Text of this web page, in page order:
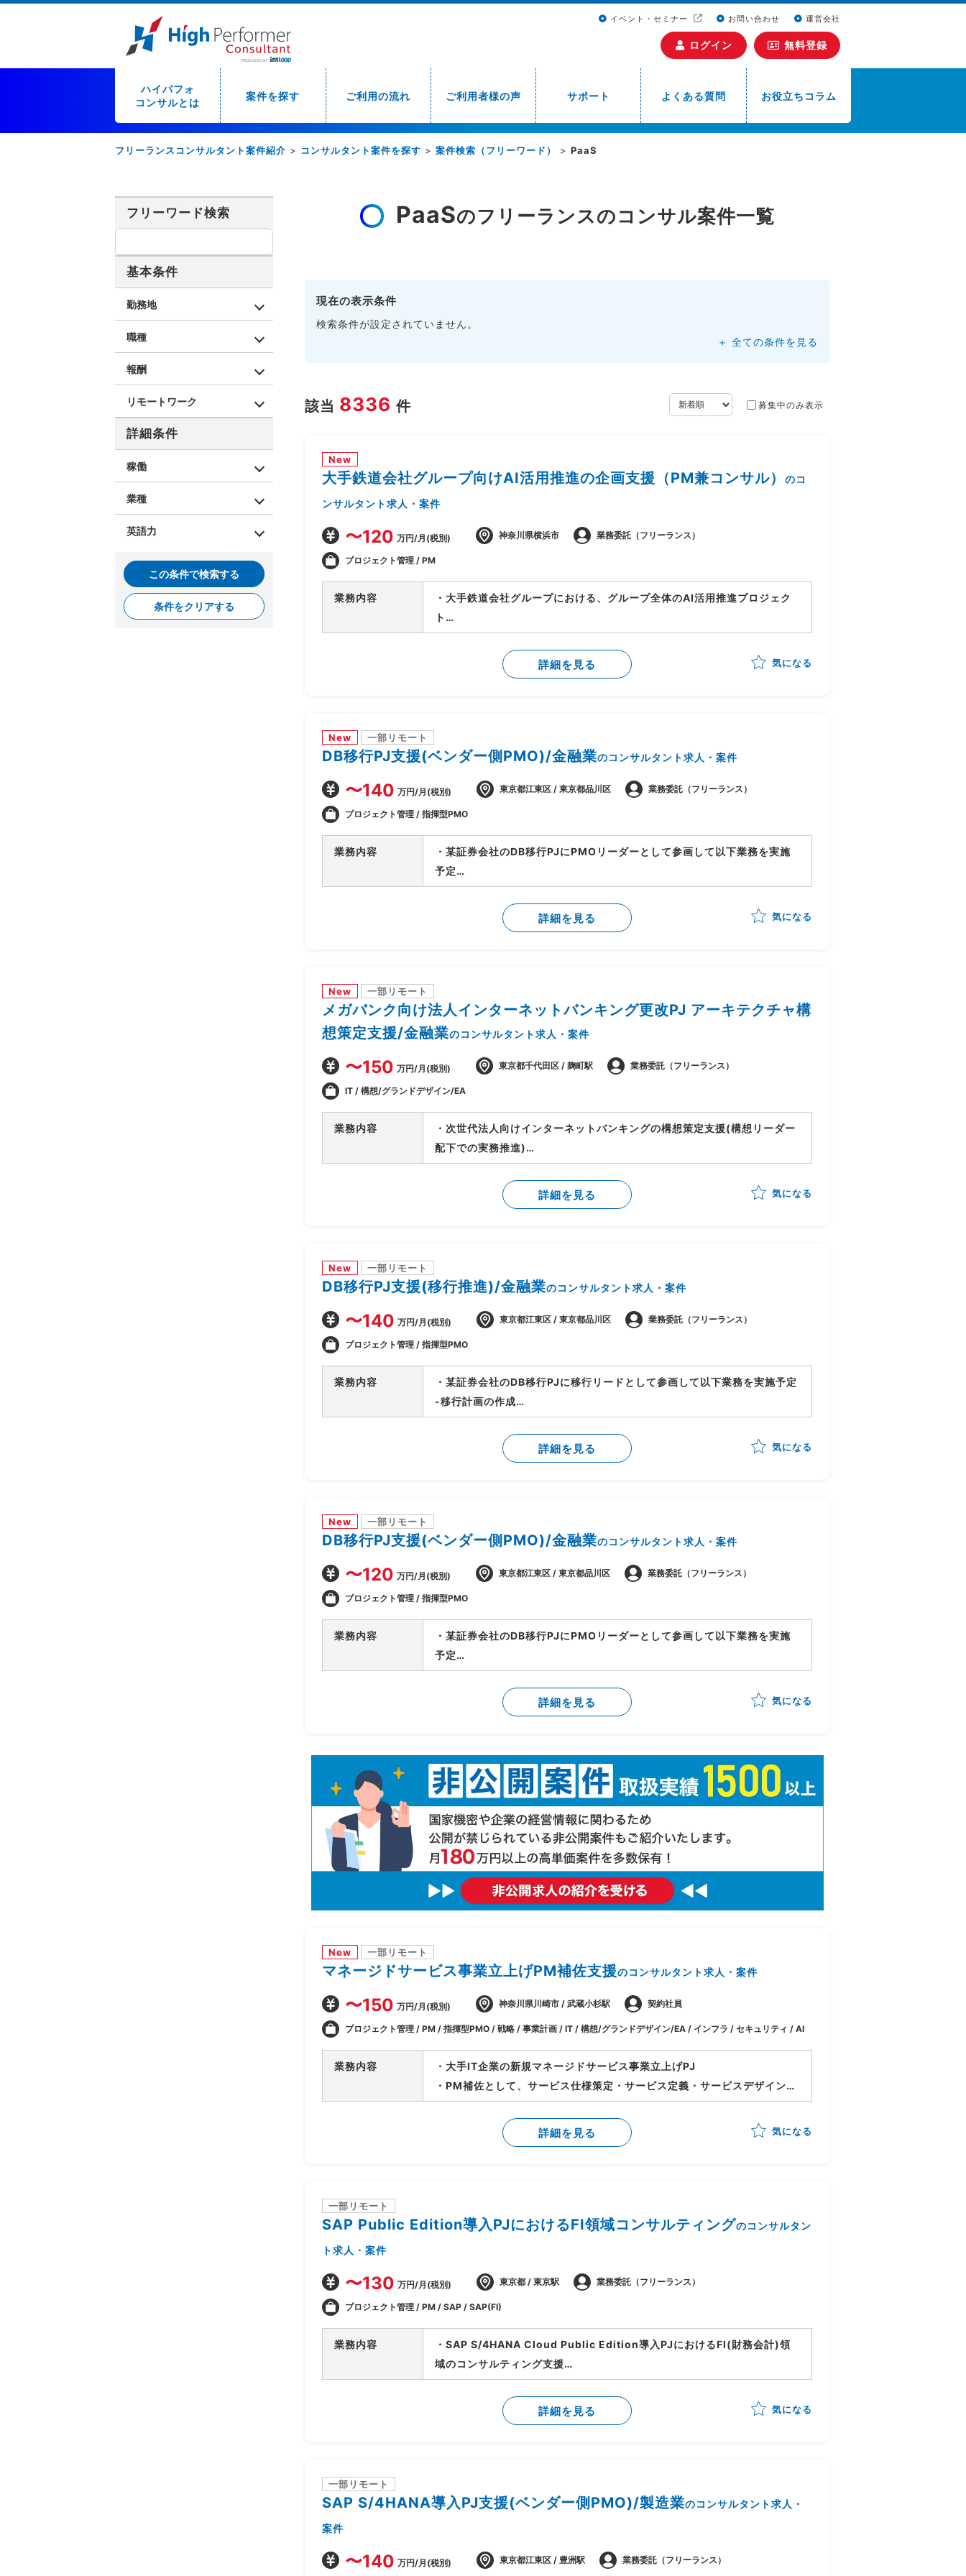
イベント・セミナー お問い合わせ 運営会社
ログイン 無料登録
ハイパフォ
コンサルとは
案件を探す ご利用の流れ ご利用者様の声 サポート よくある質問 お役立ちコラム
フリーランスコンサルタント案件紹介 > コンサルタント案件を探す > 案件検索（フリーワード） > PaaS
PaaSのフリーランスのコンサル案件一覧
現在の表示条件
検索条件が設定されていません。
＋ 全ての条件を見る
該当 8336 件 募集中のみ表示
New
大手鉄道会社グループ向けAI活用推進の企画支援（PM兼コンサル）
のコ
ンサルタント求人・案件
〜120 万円/月(税別) 神奈川県横浜市 業務委託（フリーランス）
プロジェクト管理 / PM
業務内容
・大手鉄道会社グループにおける、グループ全体のAI活用推進プロジェク
ト
・要件が固まっていない段階から顧客に入り、業務プロセスの整理とAI活
用方針の設計を担当
・顧客の業務プロセスのヒアリング・可視化・整理
・後続フェーズに向けた要件整理と、開発チームへの引き継ぎ
詳細を見る 気になる
New 一部リモート
DB移行PJ支援(ベンダー側PMO)/金融業のコンサルタント求人・案件
〜140 万円/月(税別) 東京都江東区 / 東京都品川区 業務委託（フリーランス）
プロジェクト管理 / 指揮型PMO
業務内容
・某証券会社のDB移行PJにPMOリーダーとして参画して以下業務を実施
予定
-SAP ASE→DB2マイグレーションPJ全体の進捗管理/情報収集
-開発BP社の進捗状況/障害解消状況/移行対応状況の総合的な管理
-製造/単体/結合/総合テスト(3パラレル進行)の全体スケジュール管理
詳細を見る 気になる
New 一部リモート
メガバンク向け法人インターネットバンキング更改PJ アーキテクチャ構
想策定支援/金融業のコンサルタント求人・案件
〜150 万円/月(税別) 東京都千代田区 / 麹町駅 業務委託（フリーランス）
IT / 構想/グランドデザイン/EA
業務内容
・次世代法人向けインターネットバンキングの構想策定支援(構想リーダー
配下での実務推進)
・外部環境(全銀仕様/競合他社/AI等技術動向)を踏まえたあるべき業務姿の
・上記を実現するTo-Beアーキテクチャの立案
詳細を見る 気になる
New 一部リモート
DB移行PJ支援(移行推進)/金融業のコンサルタント求人・案件
〜140 万円/月(税別) 東京都江東区 / 東京都品川区 業務委託（フリーランス）
プロジェクト管理 / 指揮型PMO
業務内容
・某証券会社のDB移行PJに移行リードとして参画して以下業務を実施予定
-移行計画の作成
-移行方式検討/本番移行対策の立案
-移行ツール作成に関する計画策定/推進
-移行リハーサル～移行本番～移行後支援までの全体推進
詳細を見る 気になる
New 一部リモート
DB移行PJ支援(ベンダー側PMO)/金融業のコンサルタント求人・案件
〜120 万円/月(税別) 東京都江東区 / 東京都品川区 業務委託（フリーランス）
プロジェクト管理 / 指揮型PMO
業務内容
・某証券会社のDB移行PJにPMOリーダーとして参画して以下業務を実施
予定
-製造/単体テストにおけるBP社検証物の確認・品質担保
-結合テスト～総合テストで発生する障害の管理・進行統制
-障害管理台帳の運用/障害解消状況のトラッキング
詳細を見る 気になる
New 一部リモート
マネージドサービス事業立上げPM補佐支援のコンサルタント求人・案件
〜150 万円/月(税別) 神奈川県川崎市 / 武蔵小杉駅 契約社員
プロジェクト管理 / PM / 指揮型PMO / 戦略 / 事業計画 / IT / 構想/グランドデザイン/EA / インフラ / セキュリティ / AI
業務内容
・大手IT企業の新規マネージドサービス事業立上げPJ
・PM補佐として、サービス仕様策定・サービス定義・サービスデザイン
等、立上げ全体をリード
・立上げ後はサービス運用のリードを担当しつつメニュー化や顧客アプロ
ーチへの参画等、多面的に貢献範囲を拡大
詳細を見る 気になる
一部リモート
SAP Public Edition導入PJにおけるFI領域コンサルティングのコンサルタン
ト求人・案件
〜130 万円/月(税別) 東京都 / 東京駅 業務委託（フリーランス）
プロジェクト管理 / PM / SAP / SAP(FI)
業務内容
・SAP S/4HANA Cloud Public Edition導入PJにおけるFI(財務会計)領
域のコンサルティング支援
・ベンダー側、SAPコンサルタントポジション
・財務会計管理および決算処理に関するコンサルティング、導入支援
・固定資産管理、建設仮勘定領域の要件定義、設計支援
詳細を見る 気になる
一部リモート
SAP S/4HANA導入PJ支援(ベンダー側PMO)/製造業のコンサルタント求人・
案件
〜140 万円/月(税別) 東京都江東区 / 豊洲駅 業務委託（フリーランス）
フリーワード検索
基本条件
勤務地
職種
報酬
リモートワーク
詳細条件
稼働
業種
英語力
この条件で検索する
条件をクリアする